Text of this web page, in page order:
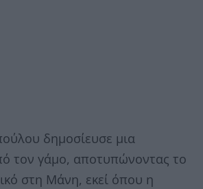
δημοσίευσε μια
τον γάμο, αποτυπώνοντας το
στη Μάνη, εκεί όπου η